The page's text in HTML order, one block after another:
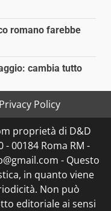
romano farebbe
cambia tutto
Privacy Policy
proprietà di D&D
- 00184 Roma RM -
- Questo
in quanto viene
Non può
editoriale ai sensi